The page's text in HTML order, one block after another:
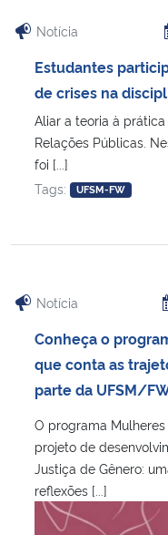
Notícia
Estudantes
de crises na
Aliar a teoria à
Relações Públicas.
foi [...]
Tags:
UFSM-FW
Notícia
Conheça o
que conta as
parte da UFSM/
O programa
projeto de
Justiça de Gênero:
reflexões [...]